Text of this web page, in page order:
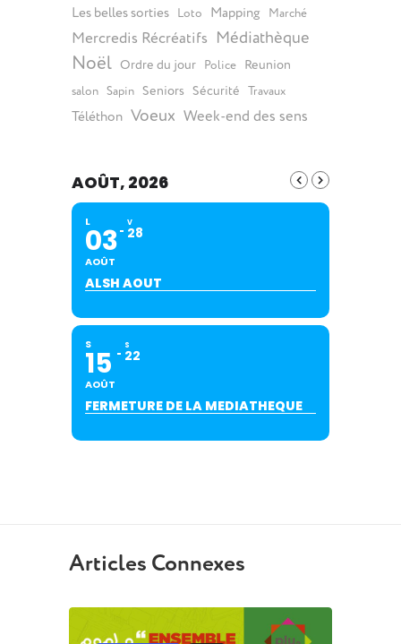
Les belles sorties Loto Mapping Marché
Mercredis Récréatifs Médiathèque
Noël Ordre du jour Police Reunion
salon Sapin Seniors Sécurité Travaux
Téléthon Voeux Week-end des sens
AOÛT, 2026
L
03
AOÛT
V
28
ALSH AOUT
S
15
AOÛT
S
22
FERMETURE DE LA MEDIATHEQUE
Articles Connexes